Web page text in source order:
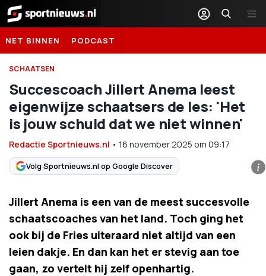
Sportnieuws.nl
NET BINNEN PODCAST
SCHAATSEN
Succescoach Jillert Anema leest
eigenwijze schaatsers de les: 'Het
is jouw schuld dat we niet winnen'
Redactie Sportnieuws.nl • 16 november 2025 om 09:17
Volg Sportnieuws.nl op Google Discover i
Jillert Anema is een van de meest succesvolle
schaatscoaches van het land. Toch ging het
ook bij de Fries uiteraard niet altijd van een
leien dakje. En dan kan het er stevig aan toe
gaan, zo vertelt hij zelf openhartig.